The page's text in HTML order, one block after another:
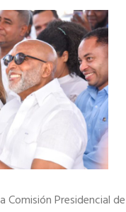
Presidencial